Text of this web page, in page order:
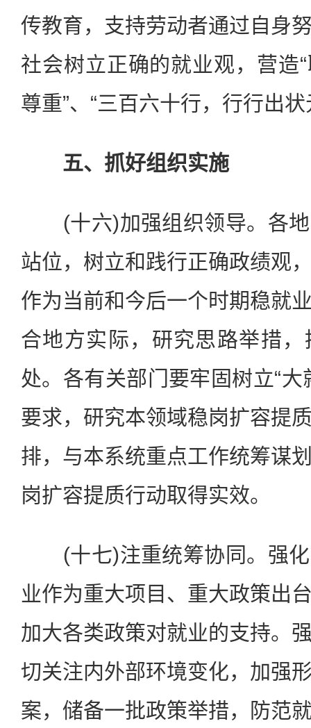
传教育，支持劳动者通过自身
社会树立正确的就业观，营造
尊重”、“三百六十行，行行出
五、抓好组织实施
(十六)加强组织领导。各地
站位，树立和践行正确政绩观
作为当前和今后一个时期稳就
合地方实际，研究思路举措
处。各有关部门要牢固树立“大
要求，研究本领域稳岗扩容提
排，与本系统重点工作统筹谋
岗扩容提质行动取得实效。
(十七)注重统筹协同。强化
业作为重大项目、重大政策出
加大各类政策对就业的支持。
切关注内外部环境变化，加强
案，储备一批政策举措，防范